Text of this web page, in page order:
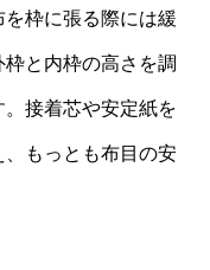
枠に張る際には緩
と内枠の高さを調
接着芯や安定紙を
もっとも布目の安